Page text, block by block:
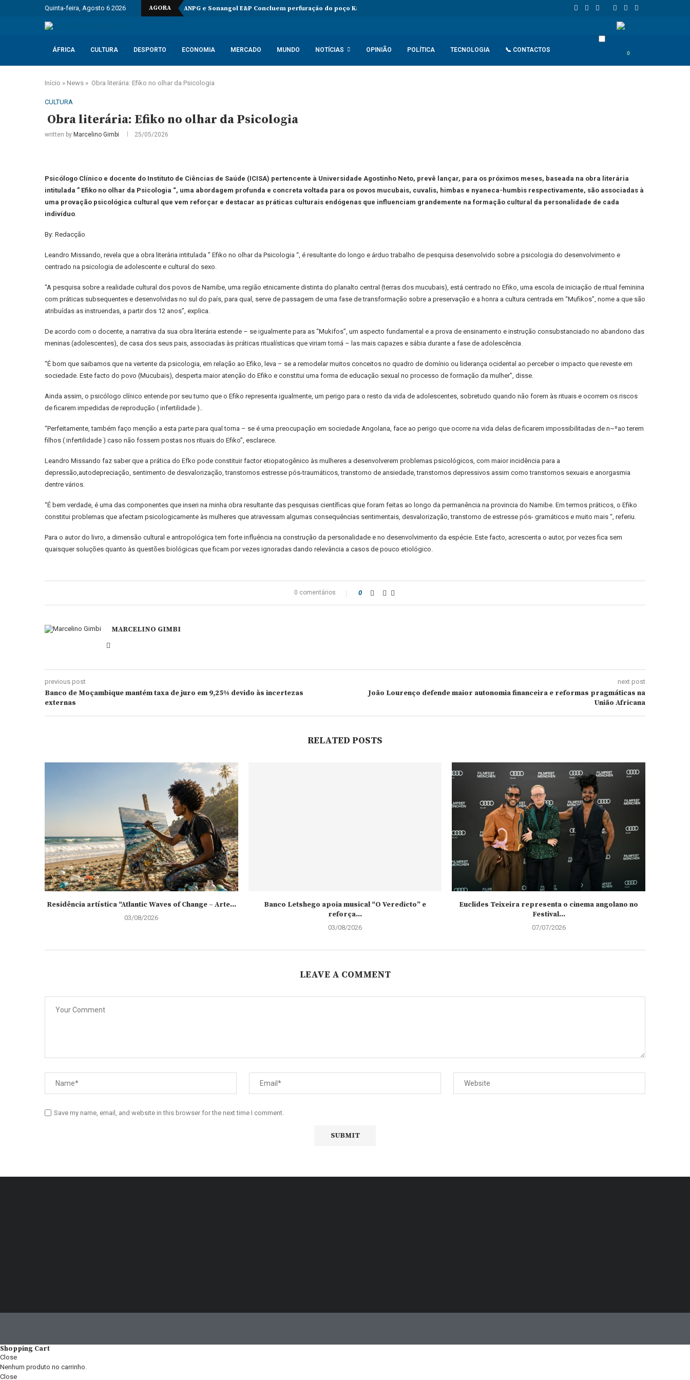
Quinta-feira, Agosto 6 2026 AGORA ANPG e Sonangol E&P Concluem perfuração do poço Katambi-2 do bloco 24 PIB da União Europeia atinge 18,8 biliões de euros em 2025 e Alemanha
ÁFRICA CULTURA DESPORTO ECONOMIA MERCADO MUNDO NOTÍCIAS OPINIÃO POLÍTICA TECNOLOGIA 📞 CONTACTOS 0
Início » News » Obra literária: Efiko no olhar da Psicologia
CULTURA
Obra literária: Efiko no olhar da Psicologia
written by Marcelino Gimbi 25/05/2026
Psicólogo Clínico e docente do Instituto de Ciências de Saúde (ICISA) pertencente à Universidade Agostinho Neto, prevê lançar, para os próximos meses, baseada na obra literária
intitulada ” Efiko no olhar da Psicologia “, uma abordagem profunda e concreta voltada para os povos mucubais, cuvalis, himbas e nyaneca-humbis respectivamente, são associadas à
uma provação psicológica cultural que vem reforçar e destacar as práticas culturais endógenas que influenciam grandemente na formação cultural da personalidade de cada
indivíduo.
By: Redacção
Leandro Missando, revela que a obra literária intitulada ” Efiko no olhar da Psicologia “, é resultante do longo e árduo trabalho de pesquisa desenvolvido sobre a psicologia do desenvolvimento e
centrado na psicologia de adolescente e cultural do sexo.
“A pesquisa sobre a realidade cultural dos povos de Namibe, uma região etnicamente distinta do planalto central (terras dos mucubais), está centrado no Efiko, uma escola de iniciação de ritual feminina
com práticas subsequentes e desenvolvidas no sul do país, para qual, serve de passagem de uma fase de transformação sobre a preservação e a honra a cultura centrada em “Mufikos”, nome a que são
atribuídas as instruendas, a partir dos 12 anos”, explica.
De acordo com o docente, a narrativa da sua obra literária estende – se igualmente para as “Mukifos”, um aspecto fundamental e a prova de ensinamento e instrução consubstanciado no abandono das
meninas (adolescentes), de casa dos seus pais, associadas às práticas ritualísticas que viriam torná – las mais capazes e sábia durante a fase de adolescência.
“É bom que saibamos que na vertente da psicologia, em relação ao Efiko, leva – se a remodelar muitos conceitos no quadro de domínio ou liderança ocidental ao perceber o impacto que reveste em
sociedade. Este facto do povo (Mucubais), desperta maior atenção do Efiko e constitui uma forma de educação sexual no processo de formação da mulher”, disse.
Ainda assim, o psicólogo clínico entende por seu turno que o Efiko representa igualmente, um perigo para o resto da vida de adolescentes, sobretudo quando não forem às rituais e ocorrem os riscos
de ficarem impedidas de reprodução ( infertilidade )..
“Perfeitamente, também faço menção a esta parte para qual torna – se é uma preocupação em sociedade Angolana, face ao perigo que ocorre na vida delas de ficarem impossibilitadas de n~ºao terem
filhos ( infertilidade ) caso não fossem postas nos rituais do Efiko”, esclarece.
Leandro Missando faz saber que a prática do Efko pode constituir factor etiopatogênico às mulheres a desenvolverem problemas psicológicos, com maior incidência para a
depressão,autodepreciação, sentimento de desvalorização, transtornos estresse pós-traumáticos, transtorno de ansiedade, transtornos depressivos assim como transtornos sexuais e anorgasmia
dentre vários.
“É bem verdade, é uma das componentes que inseri na minha obra resultante das pesquisas científicas qiue foram feitas ao longo da permanência na provincia do Namibe. Em termos práticos, o Efiko
constitui problemas que afectam psicologicamente às mulheres que atravessam algumas consequências sentimentais, desvalorização, transtorno de estresse pós- gramáticos e muito mais “, referiu.
Para o autor do livro, a dimensão cultural e antropológica tem forte influência na construção da personalidade e no desenvolvimento da espécie. Este facto, acrescenta o autor, por vezes fica sem
quaisquer soluções quanto às questões biológicas que ficam por vezes ignoradas dando relevância a casos de pouco etiológico.
0 comentários 0
MARCELINO GIMBI
previous post
Banco de Moçambique mantém taxa de juro em 9,25% devido às incertezas
externas
next post
João Lourenço defende maior autonomia financeira e reformas pragmáticas na
União Africana
RELATED POSTS
Residência artística “Atlantic Waves of Change – Arte...
03/08/2026
Banco Letshego apoia musical “O Veredicto” e
reforça...
03/08/2026
Euclides Teixeira representa o cinema angolano no
Festival...
07/07/2026
LEAVE A COMMENT
Save my name, email, and website in this browser for the next time I comment.
Shopping Cart
Close
Nenhum produto no carrinho.
Close